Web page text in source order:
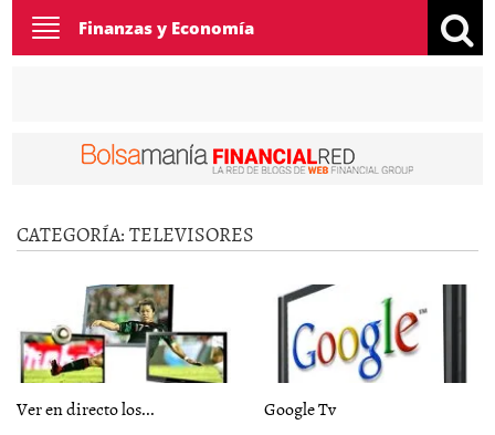
Toggle
navigation
Finanzas y Economía
CATEGORÍA:TELEVISORES
Ver en directo los... Google Tv